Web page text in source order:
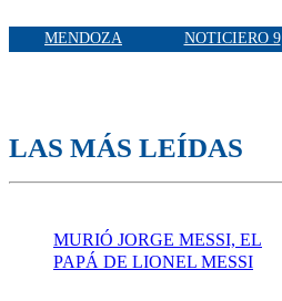
MENDOZA NOTICIERO 9
LAS MÁS LEÍDAS
MURIÓ JORGE MESSI, EL
PAPÁ DE LIONEL MESSI